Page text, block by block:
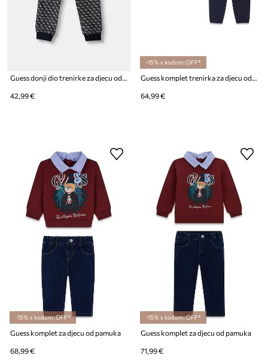
Guess donji dio trenirke za djecu od pamuka
42,99 €
-15% s kodom: OFF*
Guess komplet trenirka za djecu od pamuka
64,99 €
-15% s kodom: OFF*
Guess komplet za djecu od pamuka
68,99 €
-15% s kodom: OFF*
Guess komplet za djecu od pamuka
71,99 €